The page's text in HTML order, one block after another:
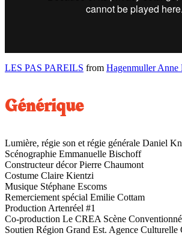
LES PAS PAREILS from Hagenmuller Anne
Générique
Lumière, régie son et régie générale Daniel
Scénographie Emmanuelle Bischoff
Constructeur décor Pierre Chaumont
Costume Claire Kientzi
Musique Stéphane Escoms
Remerciement spécial Emilie Cottam
Production Artenréel #1
Co-production Le CREA Scène
Soutien Région Grand Est. Agence Culturelle